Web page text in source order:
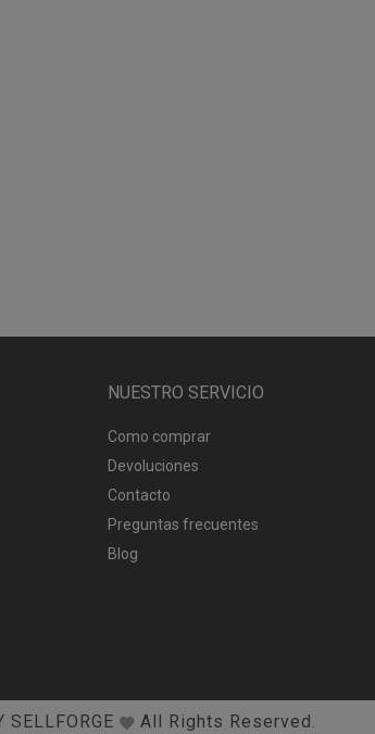
NUESTRO SERVICIO
Como comprar
Devoluciones
Contacto
Preguntas frecuentes
Blog
SELLFORGE All Rights Reserved.